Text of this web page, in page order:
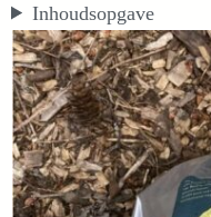
Inhoudsopgave